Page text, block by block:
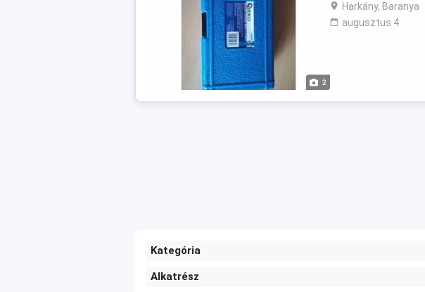
2
Harkány, Baranya
augusztus 4
Kategória
Alkatrész